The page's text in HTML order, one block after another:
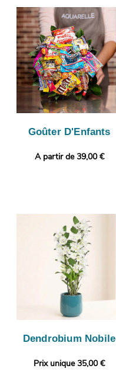
Goûter D'Enfants
A partir de 39,00 €
Dendrobium Nobile
Prix unique 35,00 €